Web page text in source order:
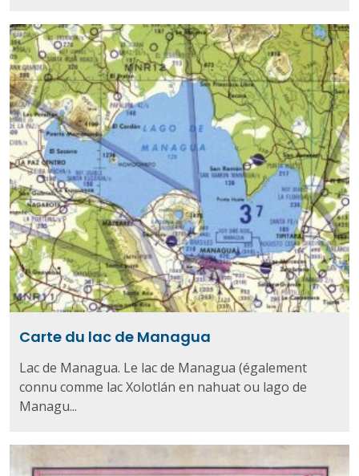
Carte du lac de Managua
Lac de Managua. Le lac de Managua (également
connu comme lac Xolotlán en nahuat ou lago de
Managu...